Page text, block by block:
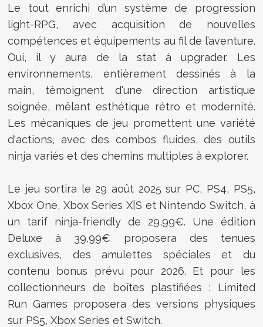
Le tout enrichi d’un système de progression
light-RPG, avec acquisition de nouvelles
compétences et équipements au fil de l’aventure.
Oui, il y aura de la stat à upgrader. Les
environnements, entièrement dessinés à la
main, témoignent d'une direction artistique
soignée, mêlant esthétique rétro et modernité.
Les mécaniques de jeu promettent une variété
d'actions, avec des combos fluides, des outils
ninja variés et des chemins multiples à explorer.
Le jeu sortira le 29 août 2025 sur PC, PS4, PS5,
Xbox One, Xbox Series X|S et Nintendo Switch, à
un tarif ninja-friendly de 29,99€. Une édition
Deluxe à 39,99€ proposera des tenues
exclusives, des amulettes spéciales et du
contenu bonus prévu pour 2026. Et pour les
collectionneurs de boîtes plastifiées : Limited
Run Games proposera des versions physiques
sur PS5, Xbox Series et Switch.